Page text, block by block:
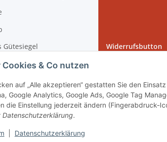
& Co nutzen
auf „Alle akzeptieren“ gestatten Sie den
Google Analytics, Google Ads, Google Tag
die Einstellung jederzeit ändern (Fingerabdruck-
Datenschutzerklärung.
Datenschutzerklärung
Gütesiegel
bei tiposarda
Widerrufsbutton
- Verkauf von alkoholische Getränke ausschließlich an Personen